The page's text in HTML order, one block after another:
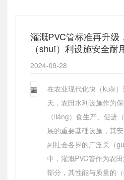
灌溉PVC管标准再升级
（shuǐ）利设施安全耐
2024-09-28
在农业现代化快（kuài）
天，农田水利设施作为
（liáng）食生产、促进
展的重要基础设施，其
到社会各界的广泛关（
中，灌溉PVC管作为农
部分，其性能与质量的